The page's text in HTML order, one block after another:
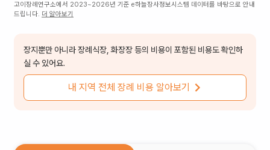
고이장례연구소에서 2023~2026년 기준 e하늘장사정보시스템 데이터를 바탕으로 안내
드립니다. 더 알아보기
장지뿐만 아니라 장례식장, 화장장 등의 비용이 포함된 비용도 확인하
실 수 있어요.
내 지역 전체 장례 비용 알아보기